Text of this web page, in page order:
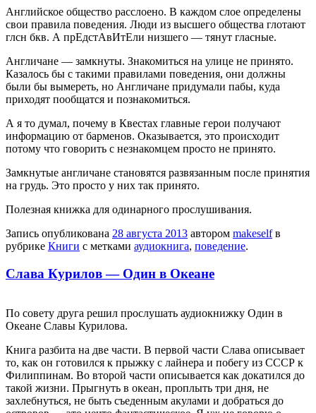
Английское общество расслоено. В каждом слое определены
свои правила поведения. Люди из высшего общества глотают
глсн бкв. А прЕдстАвИтЕли низшего — тянут гласные.
Англичане — замкнуты. Знакомиться на улице не принято.
Казалось бы с такими правилами поведения, они должны
были бы вымереть, но Англичане придумали пабы, куда
приходят пообщатся и познакомиться.
А я то думал, почему в Квестах главные герои получают
информацию от барменов. Оказывается, это происходит
потому что говорить с незнакомцем просто не принято.
Замкнутые англичане становятся развязанным после принятия
на грудь. Это просто у них так принято.
Полезная книжка для одинарного прослушивания.
Запись опубликована 28 августа 2013 автором makeselfв
рубрике Книги с метками аудиокнига, поведение.
Слава Курилов — Один в Океане
По совету друга решил прослушать аудиокнижку Один в
Океане Славы Курилова.
Книга разбита на две части. В первой части Слава описывает
то, как он готовился к прыжку с лайнера и побегу из СССР к
Филиппинам. Во второй части описывается как докатился до
такой жизни. Прыгнуть в океан, проплыть три дня, не
захлебнуться, не быть съеденным акулами и добраться до